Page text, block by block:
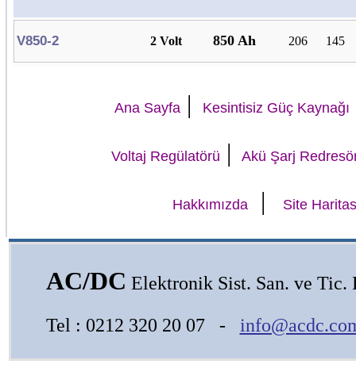
V850-2 2 Volt 850 Ah 206 145
Ana Sayfa| Kesintisiz Güç Kaynağı
Voltaj Regülatörü | Akü Şarj
Hakkımızda| Site
AC/DC Elektronik Sist. San. ve Tic.
Tel : 0212 320 20 07 -